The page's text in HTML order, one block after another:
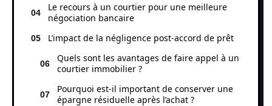
Le recours à un courtier pour une meilleure
négociation bancaire
L’impact de la négligence post-accord de prêt
Quels sont les avantages de faire appel à un
courtier immobilier ?
Pourquoi est-il important de conserver une
épargne résiduelle après l’achat ?